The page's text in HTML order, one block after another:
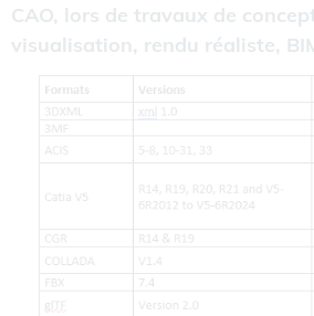
CAO, lors de travaux de
visualisation, rendu réaliste,